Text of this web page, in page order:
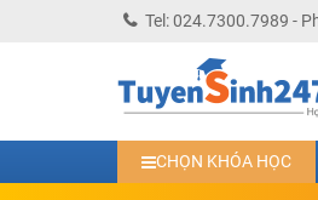
Tel: 024.7300.7989 -
CHỌN KHÓA HỌC
Học trực tuyến lớp 10